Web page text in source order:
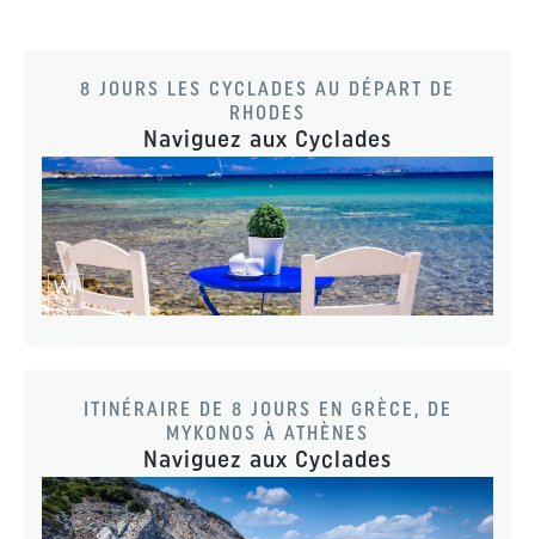
8 JOURS LES CYCLADES AU DÉPART DE
RHODES
Naviguez aux Cyclades
ITINÉRAIRE DE 8 JOURS EN GRÈCE, DE
MYKONOS À ATHÈNES
Naviguez aux Cyclades